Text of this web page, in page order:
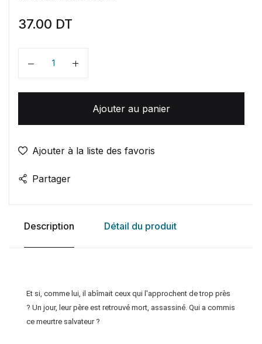
37.00 DT
Quantité
Ajouter au panier
Ajouter à la liste des favoris
Partager
Description Détail du produit
Et si, comme lui, il abîmait ceux qui l'approchent de trop près
? Un jour, leur père est retrouvé mort, assassiné. Qui a commis
ce meurtre salvateur ?